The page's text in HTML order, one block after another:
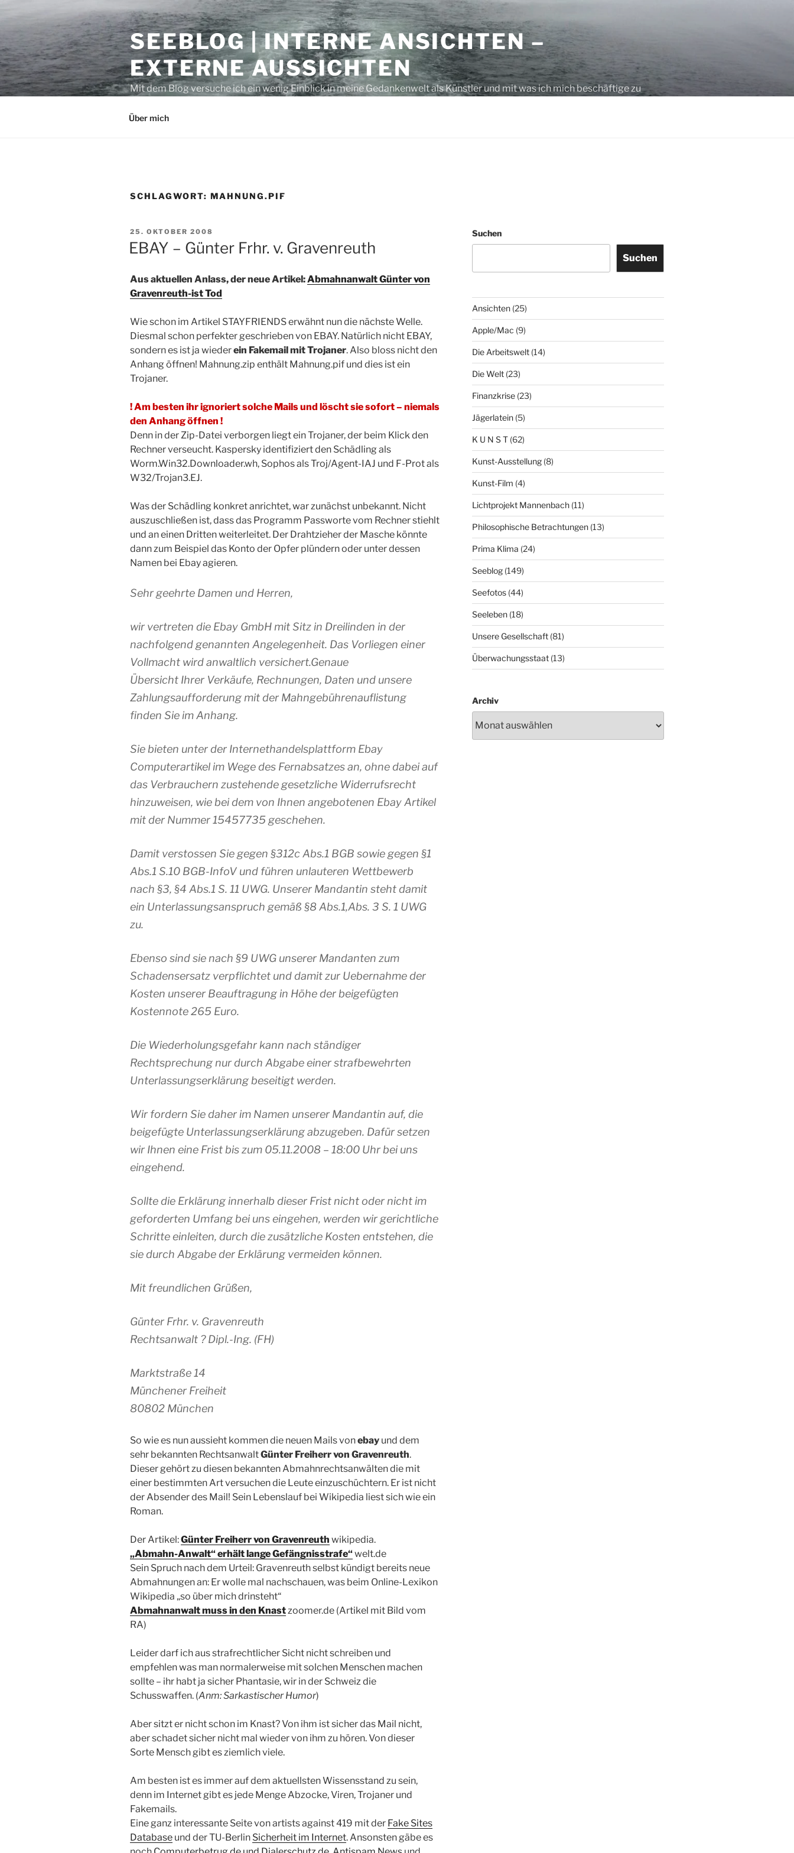
Inhalt
springen
SEEBLOG | INTERNE ANSICHTEN –
EXTERNE AUSSICHTEN
Mit dem Blog versuche ich ein wenig Einblick in meine Gedankenwelt als Künstler und mit was ich mich beschäftige zu
Über mich
SCHLAGWORT: MAHNUNG.PIF
VERÖFFENTLICHT
AM
25. OKTOBER 2008
EBAY – Günter Frhr. v. Gravenreuth
Aus aktuellen Anlass, der neue Artikel:Abmahnanwalt Günter von
Gravenreuth-ist Tod
Wie schon im Artikel STAYFRIENDS erwähnt nun die nächste Welle.
Diesmal schon perfekter geschrieben von EBAY. Natürlich nicht EBAY,
sondern es ist ja wiederein Fakemail mit Trojaner. Also bloss nicht den
Anhang öffnen! Mahnung.zip enthält Mahnung.pif und dies ist ein
Trojaner.
! Am besten ihr ignoriert solche Mails und löscht sie sofort – niemals
den Anhang öffnen !
Denn in der Zip-Datei verborgen liegt ein Trojaner, der beim Klick den
Rechner verseucht. Kaspersky identifiziert den Schädling als
Worm.Win32.Downloader.wh, Sophos als Troj/Agent-IAJ und F-Prot als
W32/Trojan3.EJ.
Was der Schädling konkret anrichtet, war zunächst unbekannt. Nicht
auszuschließen ist, dass das Programm Passworte vom Rechner stiehlt
und an einen Dritten weiterleitet. Der Drahtzieher der Masche könnte
dann zum Beispiel das Konto der Opfer plündern oder unter dessen
Namen bei Ebay agieren.
Sehr geehrte Damen und Herren,
wir vertreten die Ebay GmbH mit Sitz in Dreilinden in der
nachfolgend genannten Angelegenheit. Das Vorliegen einer
Vollmacht wird anwaltlich versichert.Genaue
Übersicht Ihrer Verkäufe, Rechnungen, Daten und unsere
Zahlungsaufforderung mit der Mahngebührenauflistung
finden Sie im Anhang.
Sie bieten unter der Internethandelsplattform Ebay
Computerartikel im Wege des Fernabsatzes an, ohne dabei auf
das Verbrauchern zustehende gesetzliche Widerrufsrecht
hinzuweisen, wie bei dem von Ihnen angebotenen Ebay Artikel
mit der Nummer 15457735 geschehen.
Damit verstossen Sie gegen §312c Abs.1 BGB sowie gegen §1
Abs.1 S.10 BGB-InfoV und führen unlauteren Wettbewerb
nach §3, §4 Abs.1 S. 11 UWG. Unserer Mandantin steht damit
ein Unterlassungsanspruch gemäß §8 Abs.1,Abs. 3 S. 1 UWG
zu.
Ebenso sind sie nach §9 UWG unserer Mandanten zum
Schadensersatz verpflichtet und damit zur Uebernahme der
Kosten unserer Beauftragung in Höhe der beigefügten
Kostennote 265 Euro.
Die Wiederholungsgefahr kann nach ständiger
Rechtsprechung nur durch Abgabe einer strafbewehrten
Unterlassungserklärung beseitigt werden.
Wir fordern Sie daher im Namen unserer Mandantin auf, die
beigefügte Unterlassungserklärung abzugeben. Dafür setzen
wir Ihnen eine Frist bis zum 05.11.2008 – 18:00 Uhr bei uns
eingehend.
Sollte die Erklärung innerhalb dieser Frist nicht oder nicht im
geforderten Umfang bei uns eingehen, werden wir gerichtliche
Schritte einleiten, durch die zusätzliche Kosten entstehen, die
sie durch Abgabe der Erklärung vermeiden können.
Mit freundlichen Grüßen,
Günter Frhr. v. Gravenreuth
Rechtsanwalt ? Dipl.-Ing. (FH)
Marktstraße 14
Münchener Freiheit
80802 München
So wie es nun aussieht kommen die neuen Mails vonebay und dem
sehr bekannten RechtsanwaltGünter Freiherr von Gravenreuth.
Dieser gehört zu diesen bekannten Abmahnrechtsanwälten die mit
einer bestimmten Art versuchen die Leute einzuschüchtern. Er ist nicht
der Absender des Mail! Sein Lebenslauf bei Wikipedia liest sich wie ein
Roman.
Der Artikel:Günter Freiherr von Gravenreuth wikipedia.
„Abmahn-Anwalt“ erhält lange Gefängnisstrafe“welt.de
Sein Spruch nach dem Urteil: Gravenreuth selbst kündigt bereits neue
Abmahnungen an: Er wolle mal nachschauen, was beim Online-Lexikon
Wikipedia „so über mich drinsteht“
Abmahnanwalt muss in den Knast zoomer.de (Artikel mit Bild vom
RA)
Leider darf ich aus strafrechtlicher Sicht nicht schreiben und
empfehlen was man normalerweise mit solchen Menschen machen
sollte – ihr habt ja sicher Phantasie, wir in der Schweiz die
Schusswaffen. (Anm: Sarkastischer Humor)
Aber sitzt er nicht schon im Knast? Von ihm ist sicher das Mail nicht,
aber schadet sicher nicht mal wieder von ihm zu hören. Von dieser
Sorte Mensch gibt es ziemlich viele.
Am besten ist es immer auf dem aktuellsten Wissensstand zu sein,
denn im Internet gibt es jede Menge Abzocke, Viren, Trojaner und
Fakemails.
Eine ganz interessante Seite von artists against 419 mit der Fake Sites
Database und der TU-Berlin Sicherheit im Internet. Ansonsten gäbe es
Suchen
Suchen
Ansichten(25)
Apple/Mac (9)
Die Arbeitswelt(14)
Die Welt(23)
Finanzkrise(23)
Jägerlatein(5)
K U N S T(62)
Kunst-Ausstellung(8)
Kunst-Film (4)
Lichtprojekt Mannenbach(11)
Philosophische Betrachtungen(13)
Prima Klima (24)
Seeblog(149)
Seefotos(44)
Seeleben(18)
Unsere Gesellschaft(81)
Überwachungsstaat(13)
Archiv